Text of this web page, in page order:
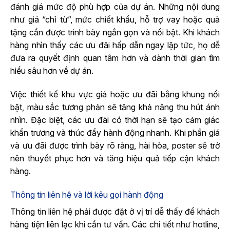
đánh giá mức độ phù hợp của dự án. Những nội dung
như giá “chỉ từ”, mức chiết khấu, hỗ trợ vay hoặc quà
tặng cần được trình bày ngắn gọn và nổi bật. Khi khách
hàng nhìn thấy các ưu đãi hấp dẫn ngay lập tức, họ dễ
đưa ra quyết định quan tâm hơn và dành thời gian tìm
hiểu sâu hơn về dự án.
Việc thiết kế khu vực giá hoặc ưu đãi bằng khung nổi
bật, màu sắc tương phản sẽ tăng khả năng thu hút ánh
nhìn. Đặc biệt, các ưu đãi có thời hạn sẽ tạo cảm giác
khẩn trương và thúc đẩy hành động nhanh. Khi phần giá
và ưu đãi được trình bày rõ ràng, hài hòa, poster sẽ trở
nên thuyết phục hơn và tăng hiệu quả tiếp cận khách
hàng.
Thông tin liên hệ và lời kêu gọi hành động
Thông tin liên hệ phải được đặt ở vị trí dễ thấy để khách
hàng tiện liên lạc khi cần tư vấn. Các chi tiết như hotline,